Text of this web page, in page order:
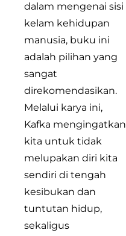
dalam mengenai sisi
kelam kehidupan
manusia, buku ini
adalah pilihan yang
sangat
direkomendasikan.
Melalui karya ini,
Kafka mengingatkan
kita untuk tidak
melupakan diri kita
sendiri di tengah
kesibukan dan
tuntutan hidup,
sekaligus